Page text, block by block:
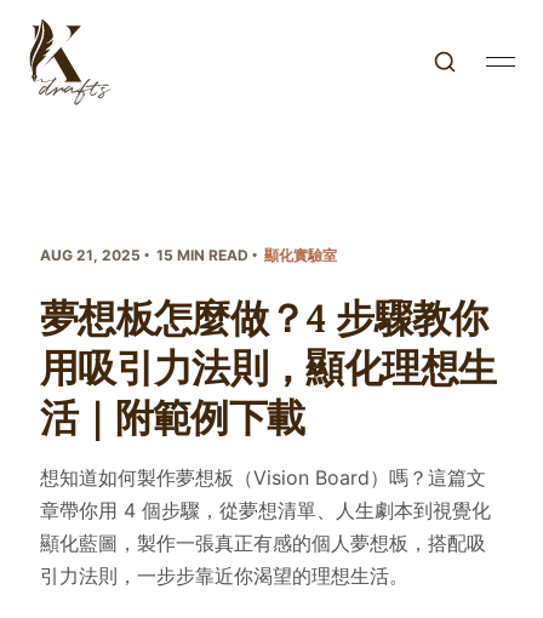
AUG 21, 2025 15 MIN READ 顯化實驗室
夢想板怎麼做？4 步驟教你
用吸引力法則，顯化理想生
活｜附範例下載
想知道如何製作夢想板（Vision Board）嗎？這篇文
章帶你用 4 個步驟，從夢想清單、人生劇本到視覺化
顯化藍圖，製作一張真正有感的個人夢想板，搭配吸
引力法則，一步步靠近你渴望的理想生活。